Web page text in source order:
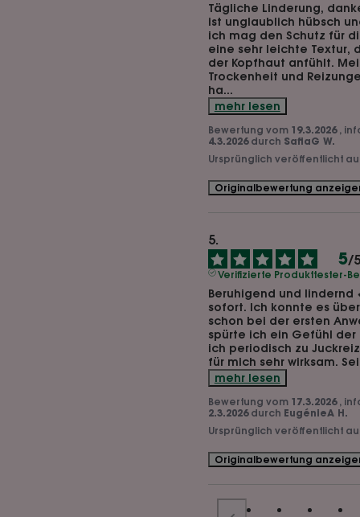
Tägliche Linderung,
ist unglaublich hübsch
ich mag den Schutz für
eine sehr leichte Textur,
der Kopfhaut anfühlt.
Trockenheit und
ha...
mehr lesen
Bewertung vom 19.3.2026 ,
4.3.2026 durch SafiaG W.
Ursprünglich veröffentlicht
Originalbewertung
5/5
Verifizierte Produkttester-
Beruhigend und lindernd
sofort. Ich konnte es
schon bei der ersten
spürte ich ein Gefühl der
ich periodisch zu
für mich sehr wirksam.
mehr lesen
Bewertung vom 17.3.2026 ,
2.3.2026 durch EugénieA H.
Ursprünglich veröffentlicht
Originalbewertung